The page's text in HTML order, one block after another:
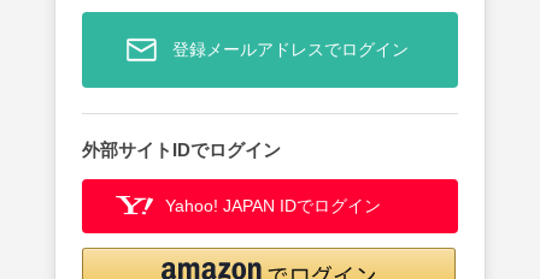
登録メールアドレスでログイン
外部サイトIDでログイン
Yahoo! JAPAN IDでログイン